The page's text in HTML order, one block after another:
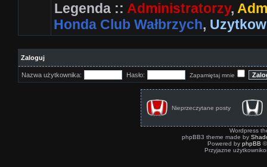
Legenda :: Administratorzy,
Honda Club Wałbrzych,
Zaloguj
Nazwa użytkownika: Hasło: Zapamiętaj mnie
Nieprzeczytane posty
Wordpress
phpBB3 theme made by
Powered by phpBB
Przyjazne